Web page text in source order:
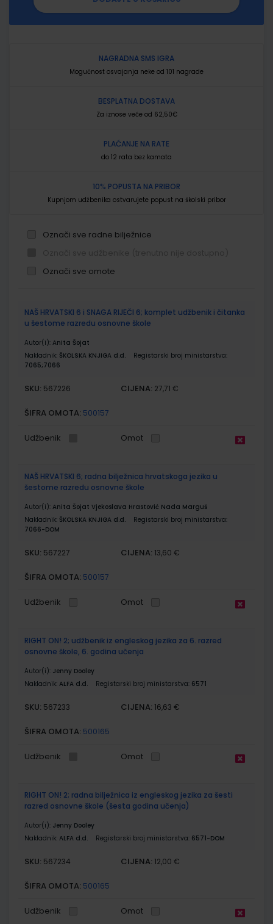
NAGRADNA SMS IGRA
Mogućnost osvajanja neke od 101 nagrade
BESPLATNA DOSTAVA
Za iznose veće od 62,50€
PLAĆANJE NA RATE
do 12 rata bez kamata
10% POPUSTA NA PRIBOR
Kupnjom udžbenika ostvarujete popust na školski pribor
Označi sve radne bilježnice
Označi sve omote
proizvodi
NAŠ HRVATSKI 6 i SNAGA RIJEČI 6; komplet udžbenik i čitanka
u šestome razredu osnovne škole
Autor(i): Anita Šojat
Nakladnik: ŠKOLSKA KNJIGA d.d.
Registarski broj ministarstva:
7065;7066
SKU: 567226 CIJENA: 27,71 €
ŠIFRA OMOTA: 500157
Udžbenik Omot
NAŠ HRVATSKI 6; radna bilježnica hrvatskoga jezika u
šestome razredu osnovne škole
Autor(i): Anita Šojat Vjekoslava Hrastović Nada Marguš
Nakladnik: ŠKOLSKA KNJIGA d.d.
Registarski broj ministarstva:
7066-DOM
SKU: 567227 CIJENA: 13,60 €
ŠIFRA OMOTA: 500157
Udžbenik Omot
RIGHT ON! 2; udžbenik iz engleskog jezika za 6. razred
osnovne škole, 6. godina učenja
Autor(i): Jenny Dooley
Nakladnik: ALFA d.d. Registarski broj ministarstva: 6571
SKU: 567233 CIJENA: 16,63 €
ŠIFRA OMOTA: 500165
Udžbenik Omot
RIGHT ON! 2; radna bilježnica iz engleskog jezika za šesti
razred osnovne škole (šesta godina učenja)
Autor(i): Jenny Dooley
Nakladnik: ALFA d.d. Registarski broj ministarstva: 6571-DOM
SKU: 567234 CIJENA: 12,00 €
ŠIFRA OMOTA: 500165
Udžbenik Omot